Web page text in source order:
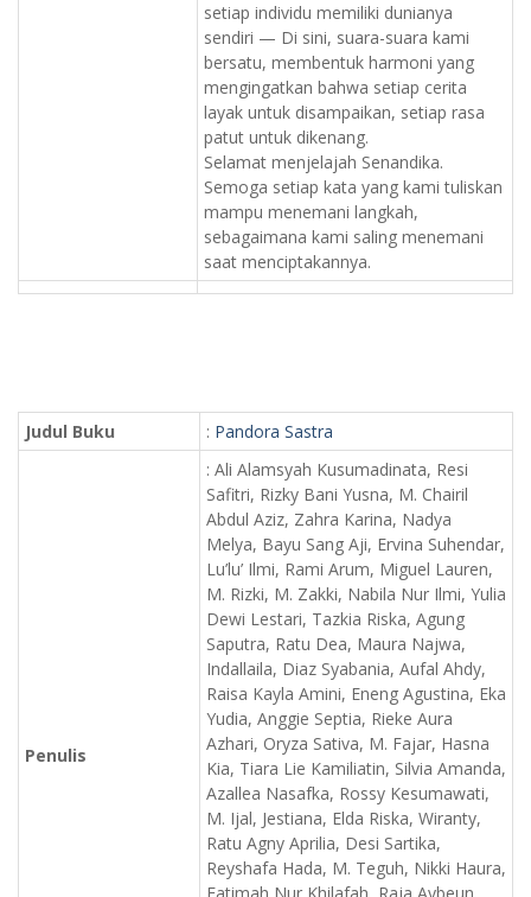
setiap individu memiliki dunianya
sendiri — Di sini, suara-suara kami
bersatu, membentuk harmoni yang
mengingatkan bahwa setiap cerita
layak untuk disampaikan, setiap rasa
patut untuk dikenang.
Selamat menjelajah Senandika.
Semoga setiap kata yang kami tuliskan
mampu menemani langkah,
sebagaimana kami saling menemani
saat menciptakannya.
Judul Buku : Pandora Sastra
Penulis
: Ali Alamsyah Kusumadinata, Resi
Safitri, Rizky Bani Yusna, M. Chairil
Abdul Aziz, Zahra Karina, Nadya
Melya, Bayu Sang Aji, Ervina Suhendar,
Lu’lu’ Ilmi, Rami Arum, Miguel Lauren,
M. Rizki, M. Zakki, Nabila Nur Ilmi, Yulia
Dewi Lestari, Tazkia Riska, Agung
Saputra, Ratu Dea, Maura Najwa,
Indallaila, Diaz Syabania, Aufal Ahdy,
Raisa Kayla Amini, Eneng Agustina, Eka
Yudia, Anggie Septia, Rieke Aura
Azhari, Oryza Sativa, M. Fajar, Hasna
Kia, Tiara Lie Kamiliatin, Silvia Amanda,
Azallea Nasafka, Rossy Kesumawati,
M. Ijal, Jestiana, Elda Riska, Wiranty,
Ratu Agny Aprilia, Desi Sartika,
Reyshafa Hada, M. Teguh, Nikki Haura,